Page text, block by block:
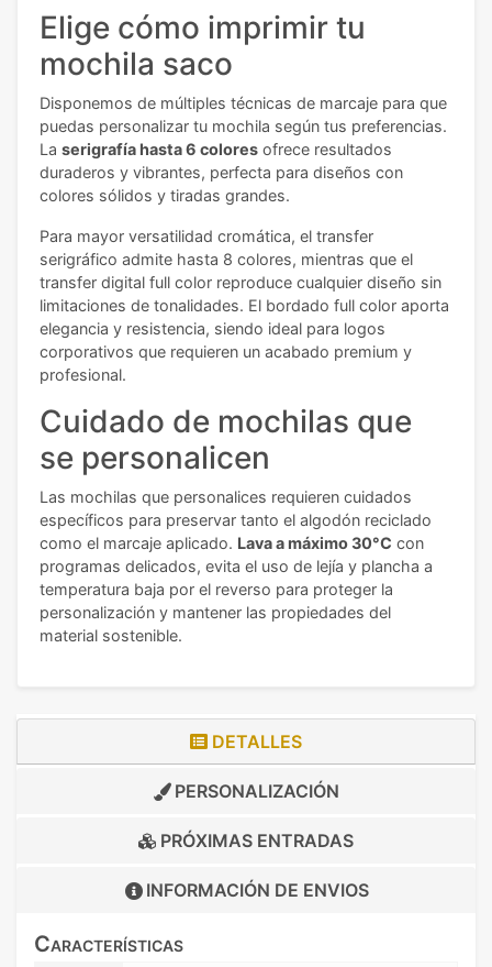
Elige cómo imprimir tu
mochila saco
Disponemos de múltiples técnicas de marcaje para que
puedas personalizar tu mochila según tus preferencias.
La serigrafía hasta 6 colores ofrece resultados
duraderos y vibrantes, perfecta para diseños con
colores sólidos y tiradas grandes.
Para mayor versatilidad cromática, el transfer
serigráfico admite hasta 8 colores, mientras que el
transfer digital full color reproduce cualquier diseño sin
limitaciones de tonalidades. El bordado full color aporta
elegancia y resistencia, siendo ideal para logos
corporativos que requieren un acabado premium y
profesional.
Cuidado de mochilas que
se personalicen
Las mochilas que personalices requieren cuidados
específicos para preservar tanto el algodón reciclado
como el marcaje aplicado. Lava a máximo 30°C con
programas delicados, evita el uso de lejía y plancha a
temperatura baja por el reverso para proteger la
personalización y mantener las propiedades del
material sostenible.
DETALLES
PERSONALIZACIÓN
PRÓXIMAS ENTRADAS
INFORMACIÓN DE ENVIOS
Características